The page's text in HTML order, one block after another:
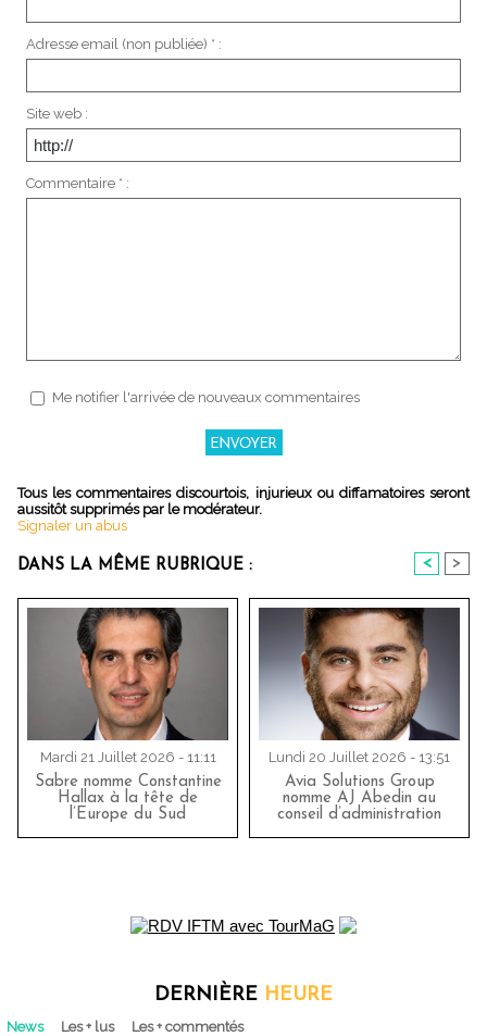
Adresse email (non publiée) * :
Site web :
Commentaire * :
Me notifier l'arrivée de nouveaux commentaires
Tous les commentaires discourtois, injurieux ou diffamatoires seront
aussitôt supprimés par le modérateur.
Signaler un abus
DANS LA MÊME RUBRIQUE : < >
Mardi 21 Juillet 2026 - 11:11
Sabre nomme Constantine
Hallax à la tête de
l’Europe du Sud
Lundi 20 Juillet 2026 - 13:51
Avia Solutions Group
nomme AJ Abedin au
conseil d’administration
DERNIÈRE HEURE
News Les + lus Les + commentés